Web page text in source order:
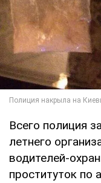
Всего полиция
летнего
водителей-
проституток по